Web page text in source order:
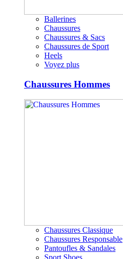
Ballerines
Chaussures
Chaussures & Sacs
Chaussures de Sport
Heels
Voyez plus
Chaussures Hommes
Chaussures Classique
Chaussures Responsable
Pantoufles & Sandales